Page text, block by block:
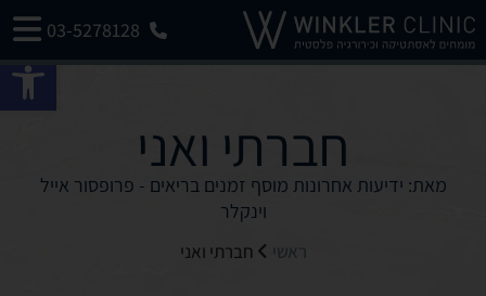
03-5278128
חברתי ואני
מאת: ידיעות אחרונות מוסף זמנים בריאים - פרופסור אייל
וינקלר
ראשי חברתי ואני